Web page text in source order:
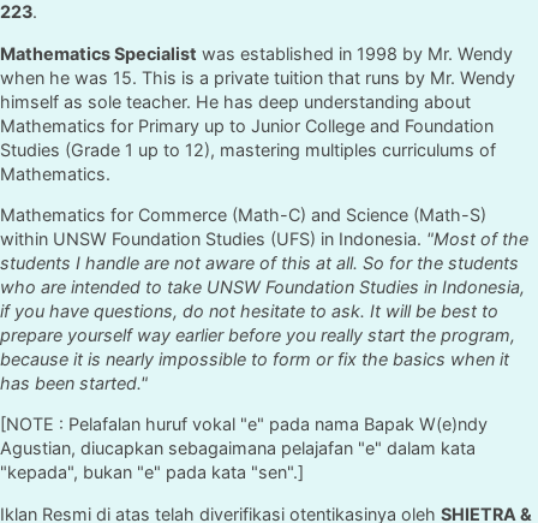
223.
Mathematics Specialist was established in 1998 by Mr. Wendy
when he was 15. This is a private tuition that runs by Mr. Wendy
himself as sole teacher. He has deep understanding about
Mathematics for Primary up to Junior College and Foundation
Studies (Grade 1 up to 12), mastering multiples curriculums of
Mathematics.
Mathematics for Commerce (Math-C) and Science (Math-S)
within UNSW Foundation Studies (UFS) in Indonesia. "Most of the
students I handle are not aware of this at all. So for the students
who are intended to take UNSW Foundation Studies in Indonesia,
if you have questions, do not hesitate to ask. It will be best to
prepare yourself way earlier before you really start the program,
because it is nearly impossible to form or fix the basics when it
has been started."
[NOTE : Pelafalan huruf vokal "e" pada nama Bapak W(e)ndy
Agustian, diucapkan sebagaimana pelajafan "e" dalam kata
"kepada", bukan "e" pada kata "sen".]
Iklan Resmi di atas telah diverifikasi otentikasinya oleh SHIETRA &